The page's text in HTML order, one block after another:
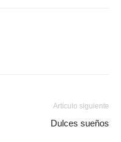
Artículo siguiente
Dulces sueños